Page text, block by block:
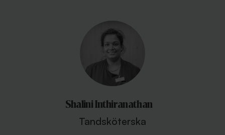
Shalini Inthiranathan
Tandsköterska